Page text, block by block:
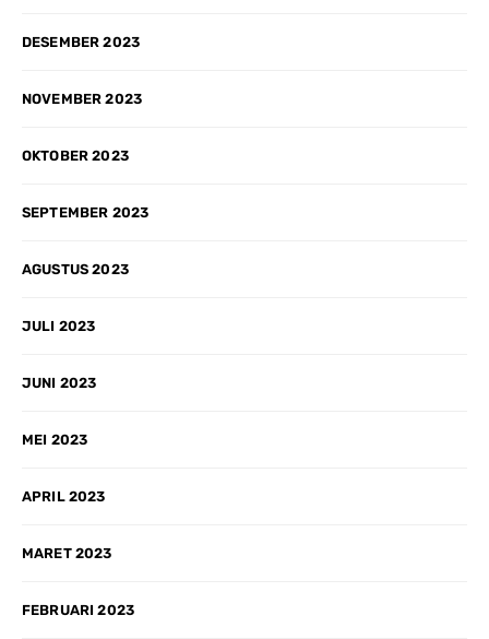
DESEMBER 2023
NOVEMBER 2023
OKTOBER 2023
SEPTEMBER 2023
AGUSTUS 2023
JULI 2023
JUNI 2023
MEI 2023
APRIL 2023
MARET 2023
FEBRUARI 2023